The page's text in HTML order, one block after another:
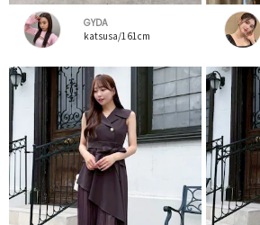
GYDA
katsusa/161cm